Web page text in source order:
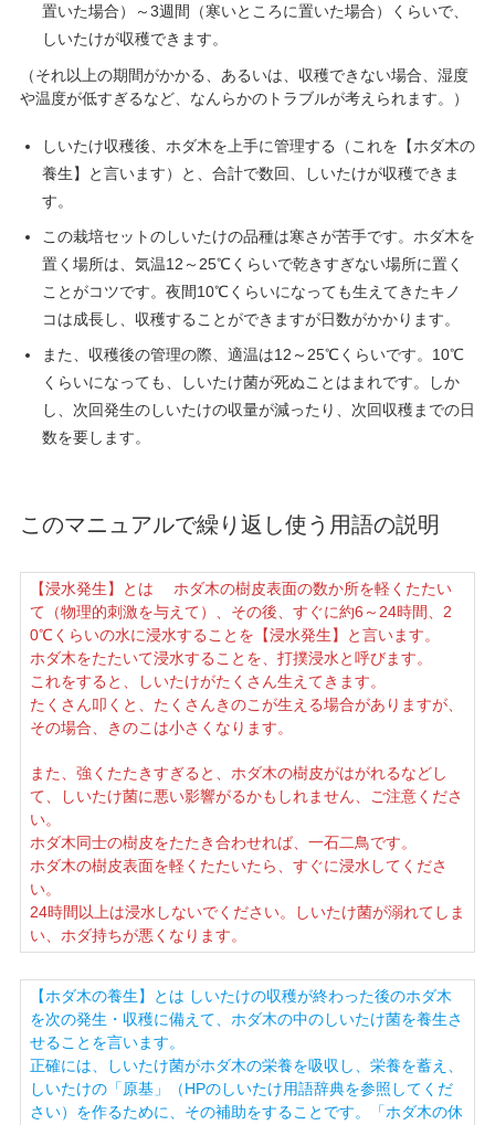
置いた場合）～3週間（寒いところに置いた場合）くらいで、
しいたけが収穫できます。
（それ以上の期間がかかる、あるいは、収穫できない場合、湿度
や温度が低すぎるなど、なんらかのトラブルが考えられます。）
しいたけ収穫後、ホダ木を上手に管理する（これを【ホダ木の
養生】と言います）と、合計で数回、しいたけが収穫できま
す。
この栽培セットのしいたけの品種は寒さが苦手です。ホダ木を
置く場所は、気温12～25℃くらいで乾きすぎない場所に置く
ことがコツです。夜間10℃くらいになっても生えてきたキノ
コは成長し、収穫することができますが日数がかかります。
また、収穫後の管理の際、適温は12～25℃くらいです。10℃
くらいになっても、しいたけ菌が死ぬことはまれです。しか
し、次回発生のしいたけの収量が減ったり、次回収穫までの日
数を要します。
このマニュアルで繰り返し使う用語の説明
【浸水発生】とは ホダ木の樹皮表面の数か所を軽くたたい
て（物理的刺激を与えて）、その後、すぐに約6～24時間、2
0℃くらいの水に浸水することを【浸水発生】と言います。
ホダ木をたたいて浸水することを、打撲浸水と呼びます。
これをすると、しいたけがたくさん生えてきます。
たくさん叩くと、たくさんきのこが生える場合がありますが、
その場合、きのこは小さくなります。
また、強くたたきすぎると、ホダ木の樹皮がはがれるなどし
て、しいたけ菌に悪い影響がるかもしれません、ご注意くださ
い。
ホダ木同士の樹皮をたたき合わせれば、一石二鳥です。
ホダ木の樹皮表面を軽くたたいたら、すぐに浸水してくださ
い。
24時間以上は浸水しないでください。しいたけ菌が溺れてしま
い、ホダ持ちが悪くなります。
【ホダ木の養生】とは しいたけの収穫が終わった後のホダ木
を次の発生・収穫に備えて、ホダ木の中のしいたけ菌を養生さ
せることを言います。
正確には、しいたけ菌がホダ木の栄養を吸収し、栄養を蓄え、
しいたけの「原基」（HPのしいたけ用語辞典を参照してくだ
さい）を作るために、その補助をすることです。「ホダ木の休